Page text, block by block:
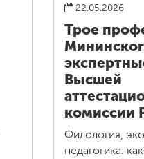
22.05.2026
Трое
Высшей
комиссии
Филология,
педагогика: